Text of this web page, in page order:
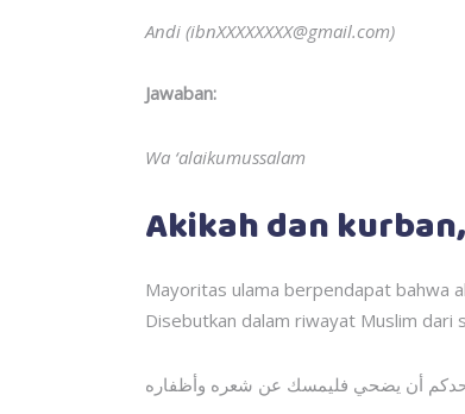
Andi (ibnXXXXXXXX@gmail.com)
Jawaban:
Wa ‘alaikumussalam
Akikah dan
Mayoritas ulama berpendapat bahwa
Disebutkan dalam riwayat Muslim dari
أحدكم أن يضحي فليمسك عن شعره وأظفاره